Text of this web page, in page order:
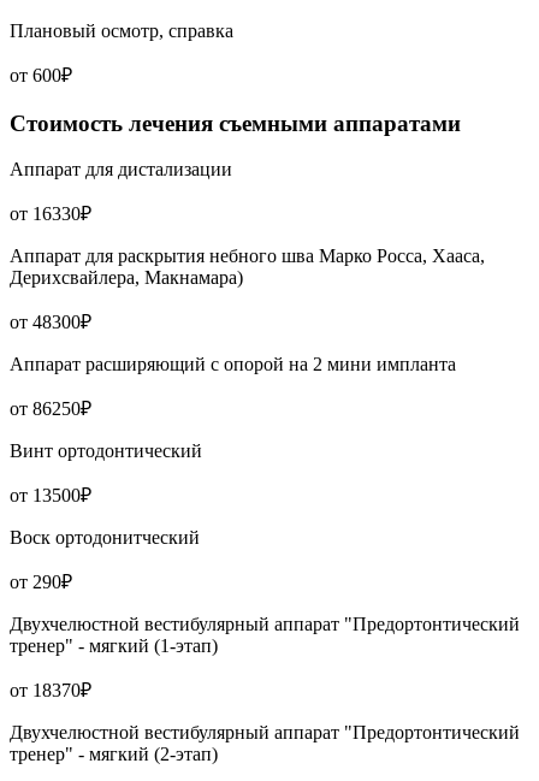
Плановый осмотр, справка
от 600₽
Стоимость лечения съемными аппаратами
Аппарат для дистализации
от 16330₽
Аппарат для раскрытия небного шва Марко Росса, Хааса,
Дерихсвайлера, Макнамара)
от 48300₽
Аппарат расширяющий с опорой на 2 мини импланта
от 86250₽
Винт ортодонтический
от 13500₽
Воск ортодонитческий
от 290₽
Двухчелюстной вестибулярный аппарат "Предортонтический
тренер" - мягкий (1-этап)
от 18370₽
Двухчелюстной вестибулярный аппарат "Предортонтический
тренер" - мягкий (2-этап)